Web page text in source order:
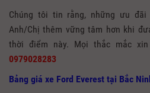
Chúng tôi tin rằng, những ưu
Anh/Chị thêm vững tâm hơn khi
thời điểm này. Mọi thắc mắc
0979028283
Bảng giá xe Ford Everest tại Bắc